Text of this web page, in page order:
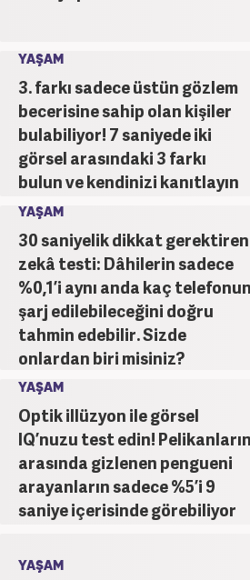
YAŞAM
3. farkı sadece üstün gözlem
becerisine sahip olan kişiler
bulabiliyor! 7 saniyede iki
görsel arasındaki 3 farkı
bulun ve kendinizi kanıtlayın
YAŞAM
30 saniyelik dikkat gerektiren
zekâ testi: Dâhilerin sadece
%0,1’i aynı anda kaç telefonun
şarj edilebileceğini doğru
tahmin edebilir. Sizde
onlardan biri misiniz?
YAŞAM
Optik illüzyon ile görsel
IQ’nuzu test edin! Pelikanların
arasında gizlenen pengueni
arayanların sadece %5’i 9
saniye içerisinde görebiliyor
YAŞAM